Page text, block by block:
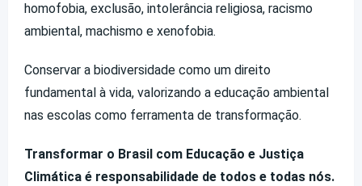
homofobia, exclusão, intolerância religiosa, racismo
ambiental, machismo e xenofobia.
Conservar a biodiversidade como um direito
fundamental à vida, valorizando a educação ambiental
nas escolas como ferramenta de transformação.
Transformar o Brasil com Educação e Justiça
Climática é responsabilidade de todos e todas nós.